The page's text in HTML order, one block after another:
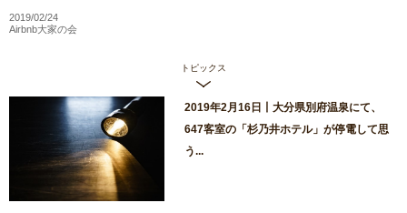
2019/02/24
Airbnb大家の会
トピックス
2019年2月16日丨大分県別府温泉にて、
647客室の「杉乃井ホテル」が停電して思
う...